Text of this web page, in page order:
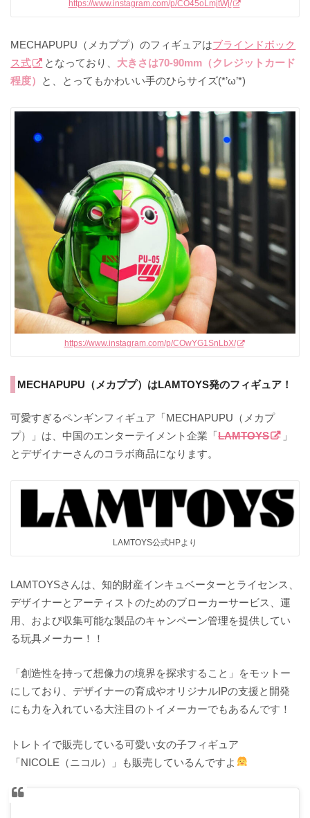
https://www.instagram.com/p/CO45oLmjtWj/
MECHAPUPU（メカププ）のフィギュアはブラインドボック
ス式
となっており、 大きさは70-90mm（クレジットカード
程度） と、とってもかわいい手のひらサイズ(*’ω’*)
https://www.instagram.com/p/COwYG1SnLbX/
MECHAPUPU（メカププ）はLAMTOYS発のフィギュア！
可愛すぎるペンギンフィギュア「MECHAPUPU（メカプ
プ）」は、中国のエンターテイメント企業「LAMTOYS
」
とデザイナーさんのコラボ商品になります。
LAMTOYS公式HPより
LAMTOYSさんは、知的財産インキュベーターとライセンス、
デザイナーとアーティストのためのブローカーサービス、運
用、および収集可能な製品のキャンペーン管理を提供してい
る玩具メーカー！！
「創造性を持って想像力の境界を探求すること」をモットー
にしており、デザイナーの育成やオリジナルIPの支援と開発
にも力を入れている大注目のトイメーカーでもあるんです！
トレトイで販売している可愛い女の子フィギュア
「NICOLE（ニコル）」も販売しているんですよ